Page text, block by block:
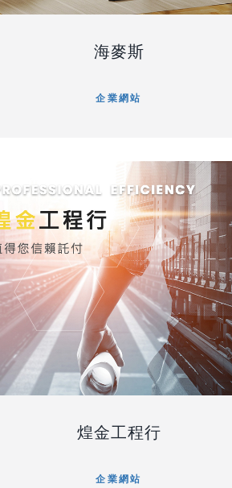
海麥斯
企業網站
煌金工程行
企業網站